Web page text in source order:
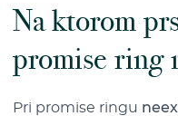
Na ktorom
promise ring
Pri promise ringu